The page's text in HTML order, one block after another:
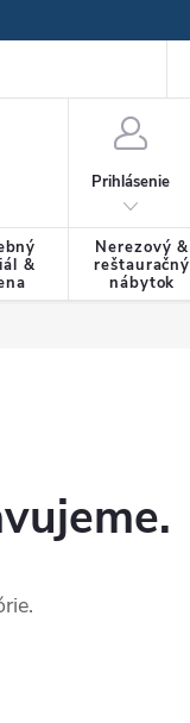
Prihlásenie
&
Nerezový &
reštauračný
nábytok